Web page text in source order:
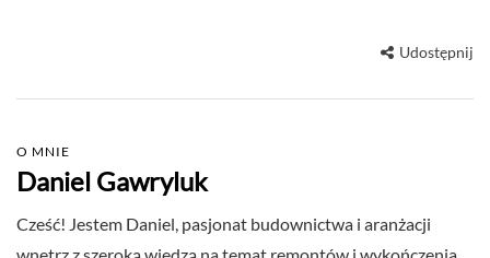
Udostępnij
O MNIE
Daniel Gawryluk
Cześć! Jestem Daniel, pasjonat budownictwa i aranżacji